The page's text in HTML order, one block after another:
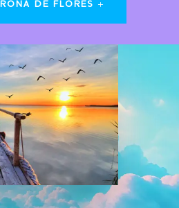
DE FLORES